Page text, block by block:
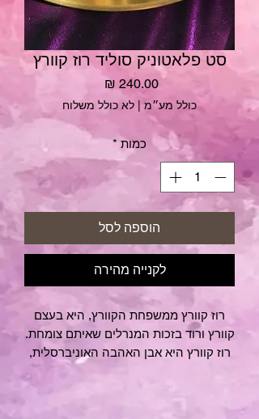
סט פלאטוניק סוליד רוז קוורץ
כולל מע״מ לא כולל משלוח
כמות *
הוספה לסל
לקנייה מהירה
רוז קוורץ ממשפחת הקוורץ, היא בעצם
קוורץ ורוד בזכות המנרלים שאיתם צומחת.
רוז קוורץ היא אבן האהבה האוניברסלית,
מאפשרת לנו לשחרר דפוסים שקשורים
לאהבה ומערכות יחסים ולהכניס אהבה